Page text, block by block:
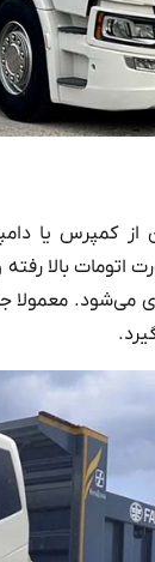
از کمپرس یا
بالا رفته
معمولا